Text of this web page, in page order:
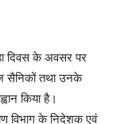
दिवस के अवसर पर
सैनिकों तथा उनके
किया है।
विभाग के निदेशक एवं